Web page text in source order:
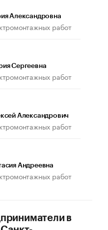
иначе». Как живет глава
Александровна
работ
Сергеевна
работ
Александрович
работ
Андреевна
работ
в